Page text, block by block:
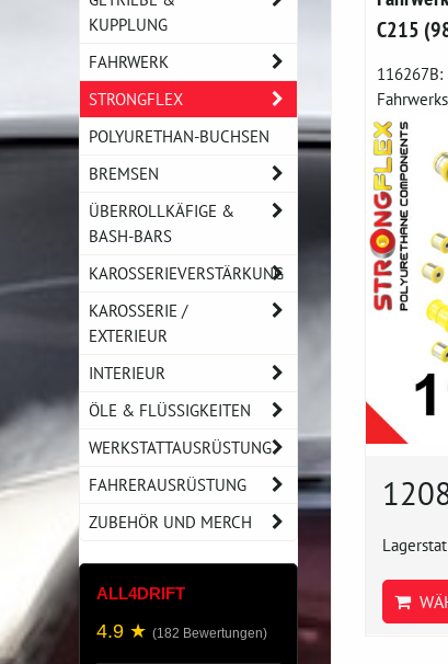
C215
KUPPLUNG
FAHRWERK
STRONGFLEX
POLYURETHAN-BUCHSEN
BREMSEN
ÜBERROLLKÄFIGE &
BASH-BARS
KAROSSERIEVERSTÄRKUNG
KAROSSERIE /
EXTERIEUR
INTERIEUR
ÖLE & FLÜSSIGKEITEN
WERKSTATTAUSRÜSTUNG
FAHRERAUSRÜSTUNG
ZUBEHÖR UND MERCH
ALL4DRIFT
4.9 ★ (182 Bewertungen)